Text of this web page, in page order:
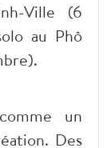
Ville (6
au Phô
un
Des